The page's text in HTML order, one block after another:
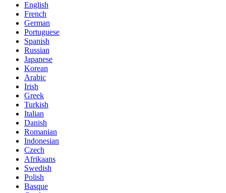
English
French
German
Portuguese
Spanish
Russian
Japanese
Korean
Arabic
Irish
Greek
Turkish
Italian
Danish
Romanian
Indonesian
Czech
Afrikaans
Swedish
Polish
Basque